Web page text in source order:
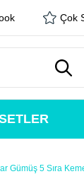
Çok
Gümüş 5 Sıra